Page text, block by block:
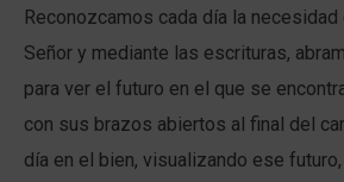
Reconozcamos cada día la
Señor y mediante las escrituras,
para ver el futuro en el que se
con sus brazos abiertos al final del
día en el bien, visualizando ese